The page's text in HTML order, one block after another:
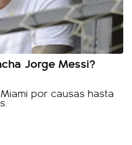
Jorge Messi?